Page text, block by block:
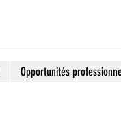
Opportunités